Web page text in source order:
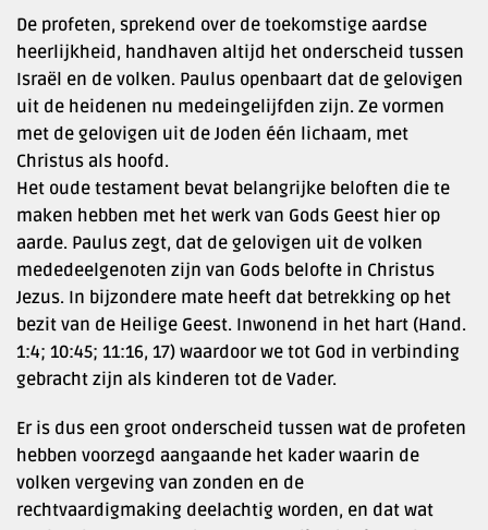
De profeten, sprekend over de toekomstige aardse
heerlijkheid, handhaven altijd het onderscheid tussen
Israël en de volken. Paulus openbaart dat de gelovigen
uit de heidenen nu medeingelijfden zijn. Ze vormen
met de gelovigen uit de Joden één lichaam, met
Christus als hoofd.
Het oude testament bevat belangrijke beloften die te
maken hebben met het werk van Gods Geest hier op
aarde. Paulus zegt, dat de gelovigen uit de volken
mededeelgenoten zijn van Gods belofte in Christus
Jezus. In bijzondere mate heeft dat betrekking op het
bezit van de Heilige Geest. Inwonend in het hart (Hand.
1:4; 10:45; 11:16, 17) waardoor we tot God in verbinding
gebracht zijn als kinderen tot de Vader.
Er is dus een groot onderscheid tussen wat de profeten
hebben voorzegd aangaande het kader waarin de
volken vergeving van zonden en de
rechtvaardigmaking deelachtig worden, en dat wat